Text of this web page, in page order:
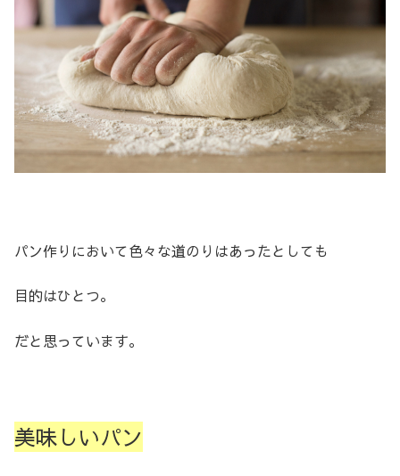
パン作りにおいて色々な道のりはあったとしても
目的はひとつ。
だと思っています。
美味しいパン